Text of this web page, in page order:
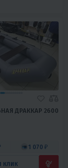
ДРАККАР 2600
1 070 ₽
КЛИК